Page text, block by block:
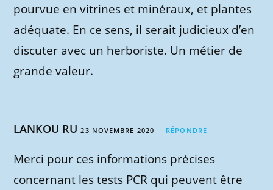
pourvue en vitrines et minéraux, et plantes
adéquate. En ce sens, il serait judicieux d’en
discuter avec un herboriste. Un métier de
grande valeur.
LANKOU RU23 NOVEMBRE 2020 RÉPONDRE
Merci pour ces informations précises
concernant les tests PCR qui peuvent être